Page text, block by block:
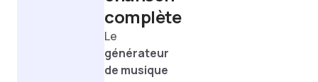
complète
Le
générateur
de musique